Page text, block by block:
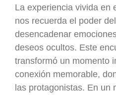
La experiencia vivida en
nos recuerda el poder
desencadenar
deseos ocultos. Este
transformó un momento
conexión memorable,
las protagonistas. En un